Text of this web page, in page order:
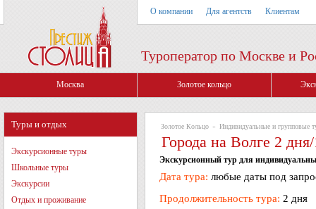
О компании Для агентств Клиентам
Туроператор по Москве и
Москва Золотое кольцо
Туры и отдых
Экскурсионные туры
Школьные туры
Экскурсии
Отдых и проживание
Золотое Кольцо » Индивидуальные и групповые
Города на Волге 2
Экскурсионный тур для
Дата тура: любые даты под
Продолжительность тура: 2 дня